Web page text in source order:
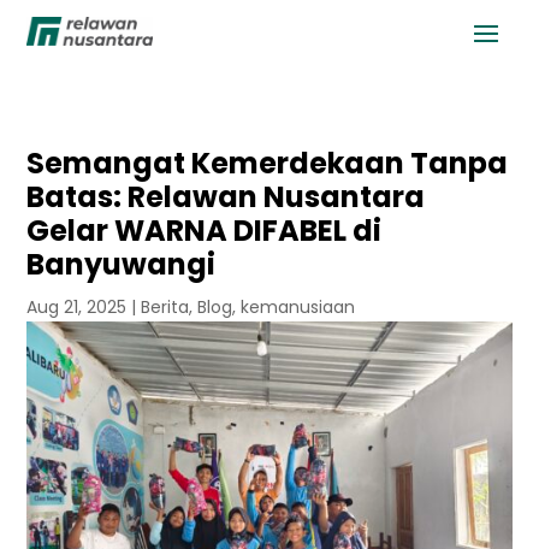
Semangat Kemerdekaan Tanpa
Batas: Relawan Nusantara
Gelar WARNA DIFABEL di
Banyuwangi
Aug 21, 2025 |Berita,Blog,kemanusiaan